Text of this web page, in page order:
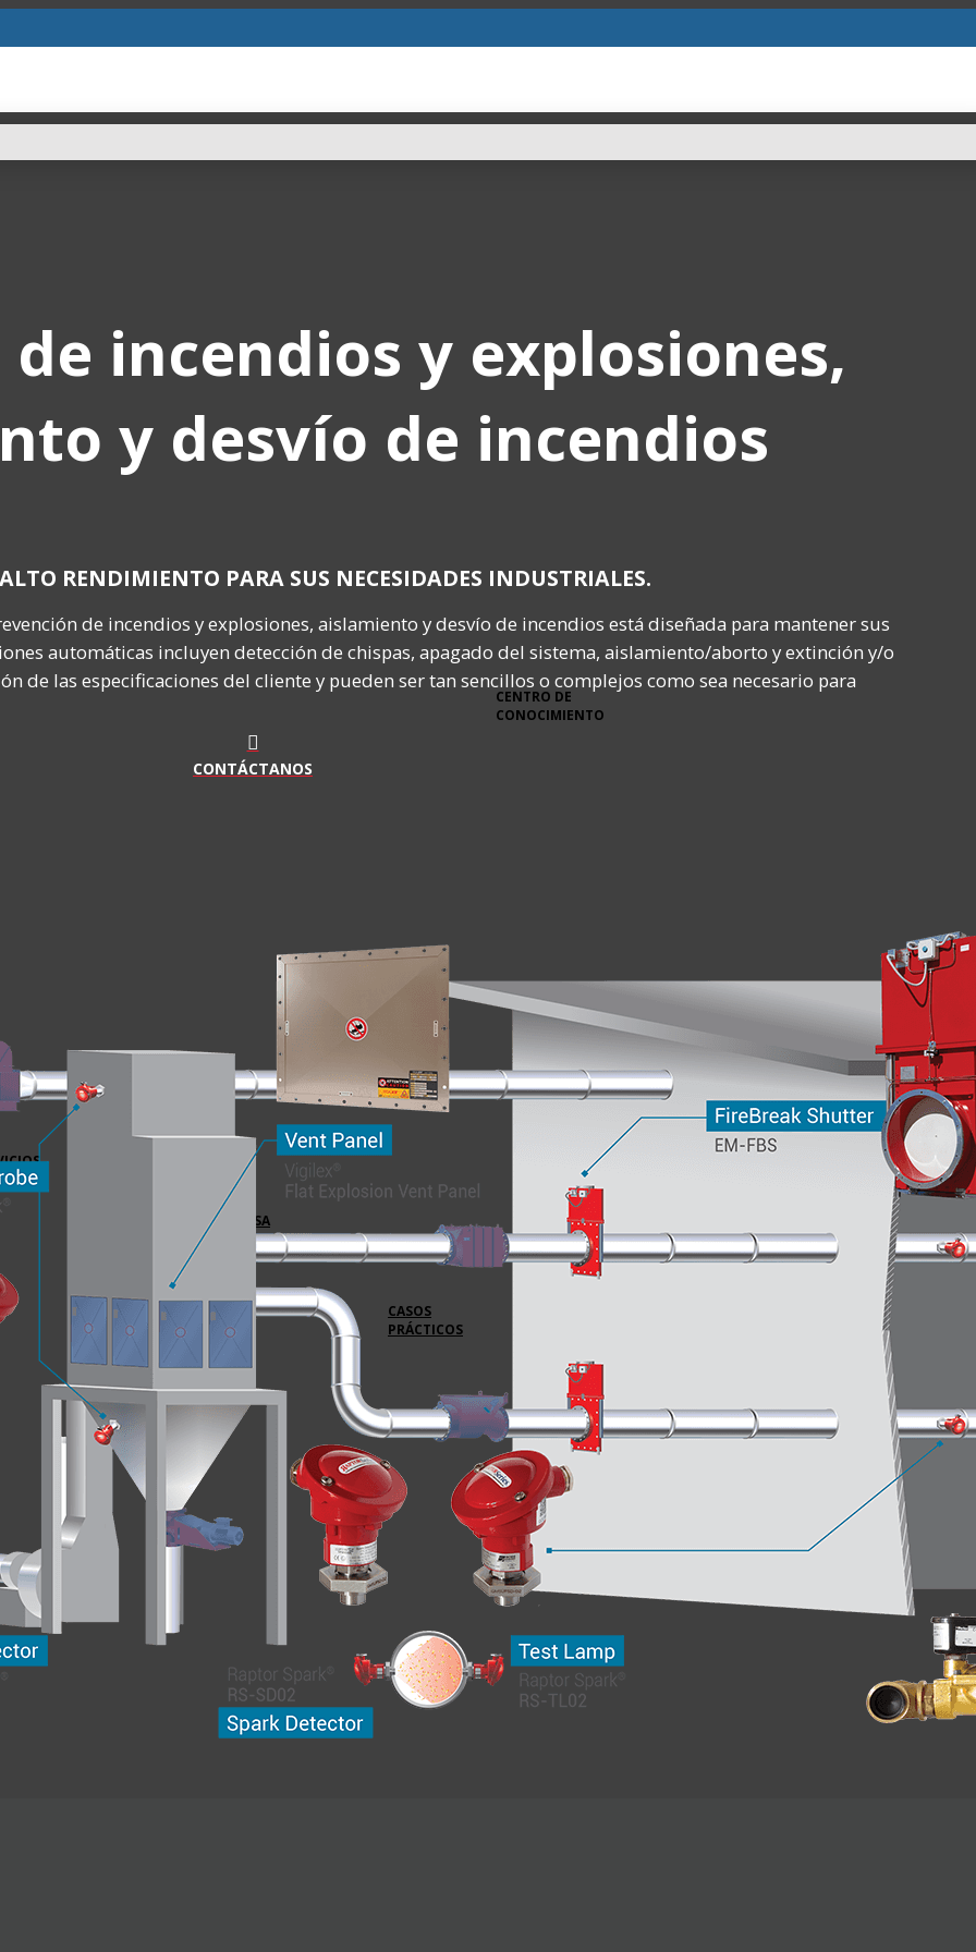
EMPRESA
CASOS
PRÁCTICOS
CENTRO DE
CONOCIMIENTO
CONTÁCTANOS
incendios y explosiones,
y desvío de incendios
RENDIMIENTO PARA SUS NECESIDADES INDUSTRIALES.
de incendios y explosiones, aislamiento y desvío de incendios está diseñada para mantener sus
automáticas incluyen detección de chispas, apagado del sistema, aislamiento/aborto y extinción y/o
de las especificaciones del cliente y pueden ser tan sencillos o complejos como sea necesario para
CONTÁCTANOS